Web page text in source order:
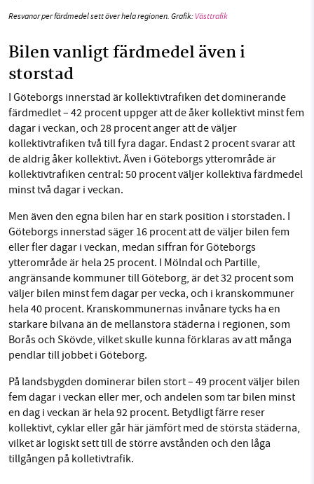
Resvanor per färdmedel sett över hela regionen. Grafik:Västtrafik
Bilen vanligt färdmedel även i
storstad
I Göteborgs innerstad är kollektivtrafiken det dominerande
färdmedlet – 42 procent uppger att de åker kollektivt minst fem
dagar i veckan, och 28 procent anger att de väljer
kollektivtrafiken två till fyra dagar. Endast 2 procent svarar att
de aldrig åker kollektivt. Även i Göteborgs ytterområde är
kollektivtrafiken central: 50 procent väljer kollektiva färdmedel
minst två dagar i veckan.
Men även den egna bilen har en stark position i storstaden. I
Göteborgs innerstad säger 16 procent att de väljer bilen fem
eller fler dagar i veckan, medan siffran för Göteborgs
ytterområde är hela 25 procent. I Mölndal och Partille,
angränsande kommuner till Göteborg, är det 32 procent som
väljer bilen minst fem dagar per vecka, och i kranskommuner
hela 40 procent. Kranskommunernas invånare tycks ha en
starkare bilvana än de mellanstora städerna i regionen, som
Borås och Skövde, vilket skulle kunna förklaras av att många
pendlar till jobbet i Göteborg.
På landsbygden dominerar bilen stort – 49 procent väljer bilen
fem dagar i veckan eller mer, och andelen som tar bilen minst
en dag i veckan är hela 92 procent. Betydligt färre reser
kollektivt, cyklar eller går här jämfört med de största städerna,
vilket är logiskt sett till de större avstånden och den låga
tillgången på kolletivtrafik.